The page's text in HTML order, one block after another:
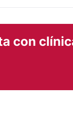
Associadeses una
con